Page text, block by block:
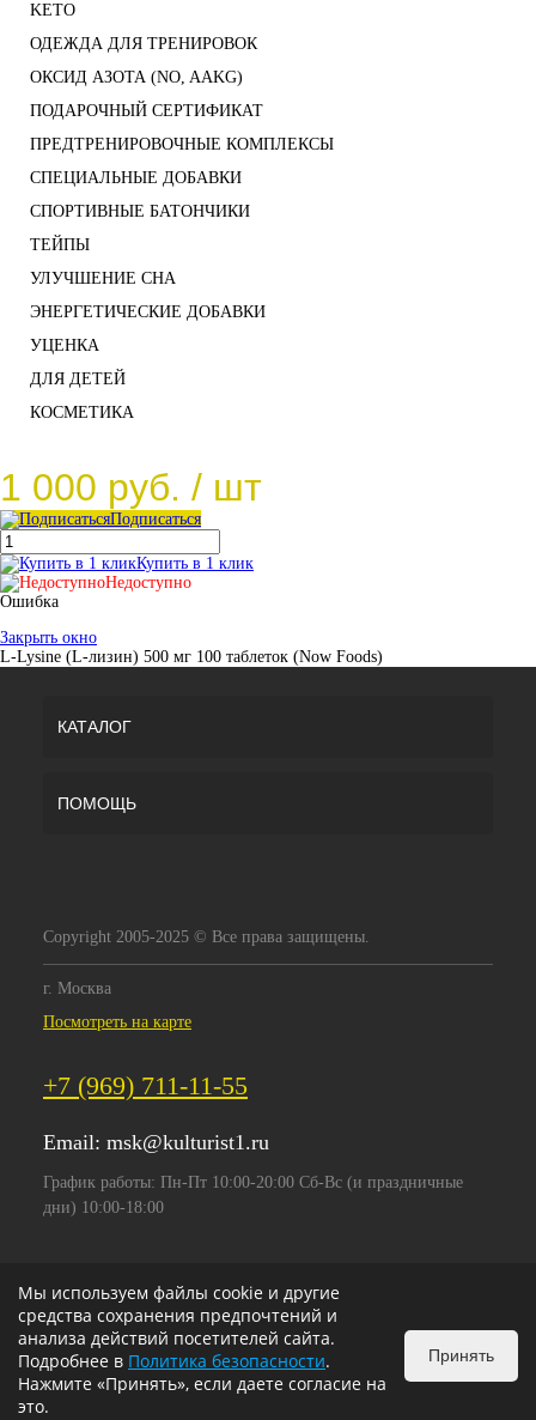
KETO
ОДЕЖДА ДЛЯ ТРЕНИРОВОК
ОКСИД АЗОТА (NO, AAKG)
ПОДАРОЧНЫЙ СЕРТИФИКАТ
ПРЕДТРЕНИРОВОЧНЫЕ КОМПЛЕКСЫ
СПЕЦИАЛЬНЫЕ ДОБАВКИ
СПОРТИВНЫЕ БАТОНЧИКИ
ТЕЙПЫ
УЛУЧШЕНИЕ СНА
ЭНЕРГЕТИЧЕСКИЕ ДОБАВКИ
УЦЕНКА
ДЛЯ ДЕТЕЙ
КОСМЕТИКА
1 000 руб. / шт
Подписаться
Купить в 1 клик
Недоступно
Ошибка
Закрыть окно
L-Lysine (L-лизин) 500 мг 100 таблеток (Now Foods)
КАТАЛОГ
ПОМОЩЬ
Copyright 2005-2025 © Все права защищены.
г. Москва
Посмотреть на карте
+7 (969) 711-11-55
Email: msk@kulturist1.ru
График работы: Пн-Пт 10:00-20:00 Сб-Вс (и праздничные
дни) 10:00-18:00
Мы используем файлы cookie и другие
средства сохранения предпочтений и
анализа действий посетителей сайта.
Подробнее в Политика безопасности.
Нажмите «Принять», если даете согласие на
это.
Принять